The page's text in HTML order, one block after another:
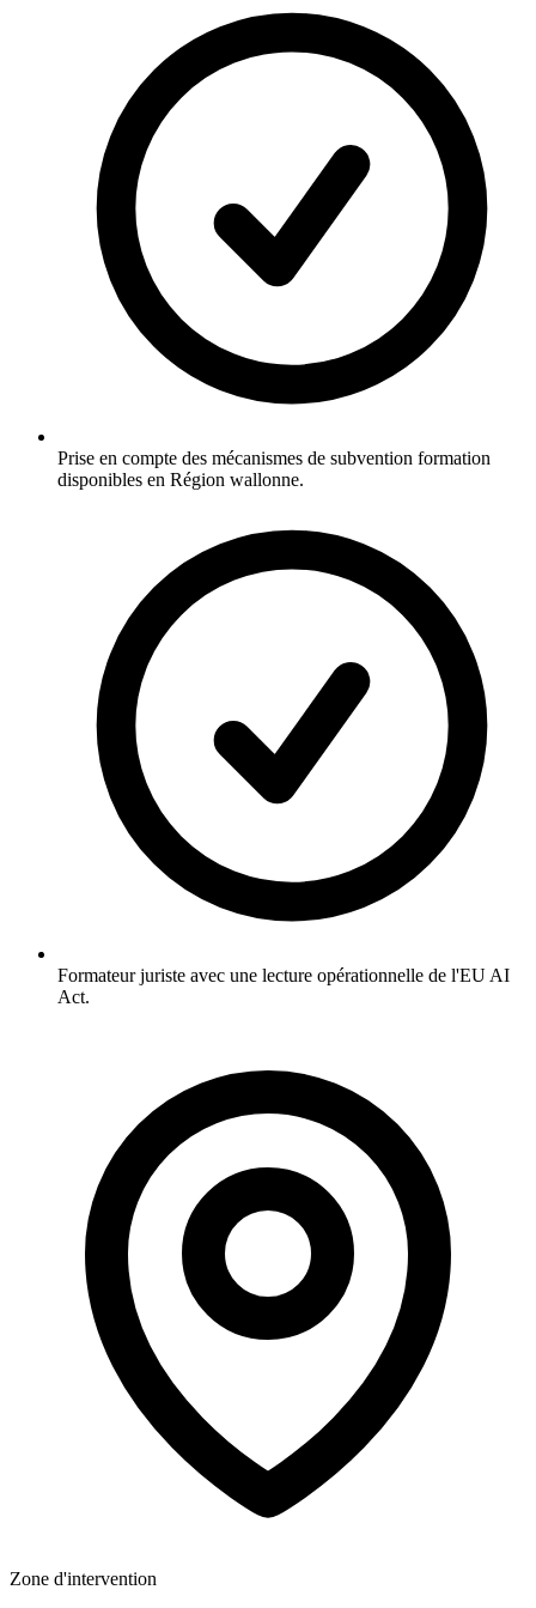
Prise en compte des mécanismes de subvention formation
disponibles en Région wallonne.
Formateur juriste avec une lecture opérationnelle de l'EU AI
Act.
Zone d'intervention